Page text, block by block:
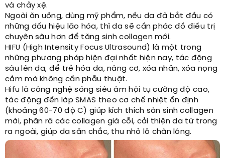
và chảy xệ.
Ngoài ăn uống, dùng mỹ phẩm, nếu da đã bắt đầu có
những dấu hiệu lão hóa, thì da sẽ cần phác đồ điều trị
chuyên sâu hơn để tăng sinh collagen mới.
HIFU (High Intensity Focus Ultrasound) là một trong
những phương pháp hiện đại nhất hiện nay, tác động
sâu lên da, để trẻ hóa da, nâng cơ, xóa nhăn, xóa nọng
cằm mà không cần phẫu thuật.
Hifu là công nghệ sóng siêu âm hội tụ cường độ cao,
tác động đến lớp SMAS theo cơ chế nhiệt ổn định
(khoảng 60-70 độ C) giúp kích thích sản sinh collagen
mới, phân rã các collagen già cỗi, cải thiện da từ trong
ra ngoài, giúp da săn chắc, thu nhỏ lỗ chân lông.